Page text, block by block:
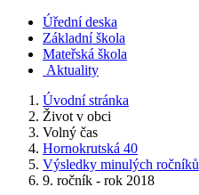
Úřední deska
Základní škola
Mateřská škola
Aktuality
Úvodní stránka
Život v obci
Volný čas
Hornokrutská 40
Výsledky minulých ročníků
9. ročník - rok 2018